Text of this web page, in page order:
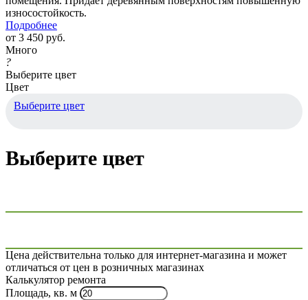
износостойкость.
Подробнее
от 3 450 руб.
Много
?
Выберите цвет
Цвет
Выберите цвет
Выберите цвет
Цена действительна только для интернет-магазина и может
отличаться от цен в розничных магазинах
Калькулятор ремонта
Площадь, кв. м